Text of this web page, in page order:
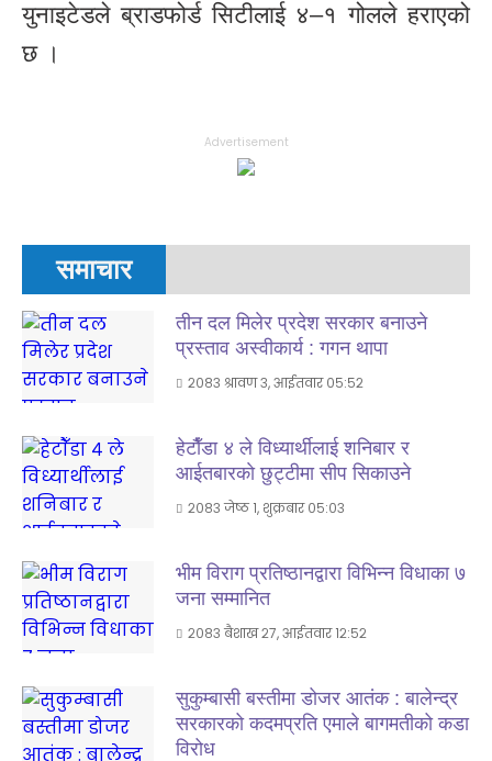
युनाइटेडले ब्राडफोर्ड सिटीलाई ४–१ गोलले हराएको
छ ।
Advertisement
समाचार
तीन दल मिलेर प्रदेश सरकार बनाउने
प्रस्ताव अस्वीकार्य : गगन थापा
२०८३ श्रावण ३, आईतवार ०५:५२
हेटाैँडा ४ ले विध्यार्थीलाई शनिबार र
आईतबारकाे छुट्टीमा सीप सिकाउने
२०८३ जेष्ठ १, शुक्रबार ०५:०३
भीम विराग प्रतिष्ठानद्वारा विभिन्न विधाका ७
जना सम्मानित
२०८३ बैशाख २७, आईतवार १२:५२
सुकुम्बासी बस्तीमा डोजर आतंक : बालेन्द्र
सरकारको कदमप्रति एमाले बागमतीको कडा
विरोध